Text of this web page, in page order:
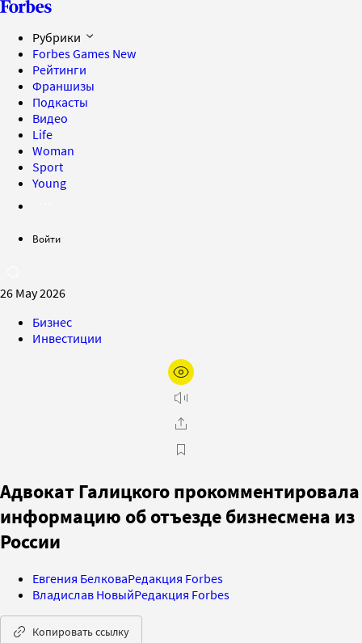
Рубрики
Forbes Games New
Рейтинги
Франшизы
Подкасты
Видео
Life
Woman
Sport
Young
Войти
26 May 2026
Бизнес
Инвестиции
Адвокат Галицкого прокомментировала
информацию об отъезде бизнесмена из
России
Евгения БелковаРедакция Forbes
Владислав НовыйРедакция Forbes
Копировать ссылку